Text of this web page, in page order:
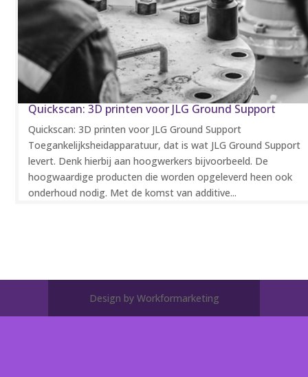
Quickscan: 3D printen voor JLG Ground Support
Quickscan: 3D printen voor JLG Ground Support
Toegankelijksheidapparatuur, dat is wat JLG Ground Support
levert. Denk hierbij aan hoogwerkers bijvoorbeeld. De
hoogwaardige producten die worden opgeleverd heen ook
onderhoud nodig. Met de komst van additive...
Design by Workformarketing